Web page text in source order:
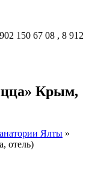
150 67 08 , 8 912
Крым,
Ялты »
отель)